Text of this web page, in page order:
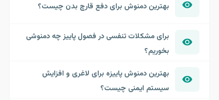
بهترین دمنوش برای دفع قارچ بدن چیست؟
برای مشکلات تنفسی در فصول پاییز چه دمنوشی
بخوریم؟
بهترین دمنوش پاییزه برای لاغری و افزایش
سیستم ایمنی چیست؟